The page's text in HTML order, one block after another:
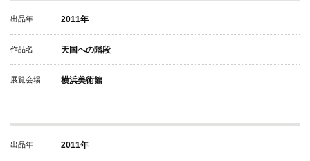
出品年 2011年
作品名 天国への階段
展覧会場 横浜美術館
出品年 2011年